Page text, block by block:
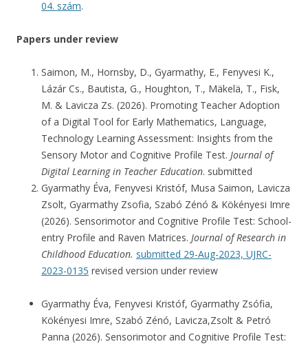
04. szám.
Papers under review
Saimon, M., Hornsby, D., Gyarmathy, E., Fenyvesi K.,
Lázár Cs., Bautista, G., Houghton, T., Mäkelä, T., Fisk,
M. & Lavicza Zs. (2026). Promoting Teacher Adoption
of a Digital Tool for Early Mathematics, Language,
Technology Learning Assessment: Insights from the
Sensory Motor and Cognitive Profile Test. Journal of
Digital Learning in Teacher Education. submitted
Gyarmathy Éva, Fenyvesi Kristóf, Musa Saimon, Lavicza
Zsolt, Gyarmathy Zsofia, Szabó Zénó & Kökényesi Imre
(2026). Sensorimotor and Cognitive Profile Test: School-
entry Profile and Raven Matrices. Journal of Research in
Childhood Education. submitted 29-Aug-2023, UJRC-
2023-0135 revised version under review
Gyarmathy Éva, Fenyvesi Kristóf, Gyarmathy Zsófia,
Kökényesi Imre, Szabó Zénó, Lavicza,Zsolt & Petró
Panna (2026). Sensorimotor and Cognitive Profile Test: